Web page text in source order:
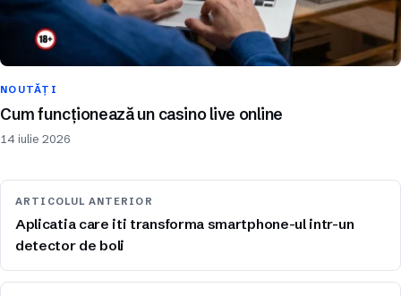
NOUTĂȚI
Cum funcționează un casino live online
14 iulie 2026
ARTICOLUL ANTERIOR
Aplicatia care iti transforma smartphone-ul intr-un
detector de boli